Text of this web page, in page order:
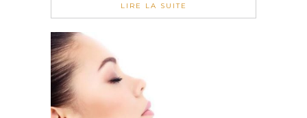
LIRE LA SUITE